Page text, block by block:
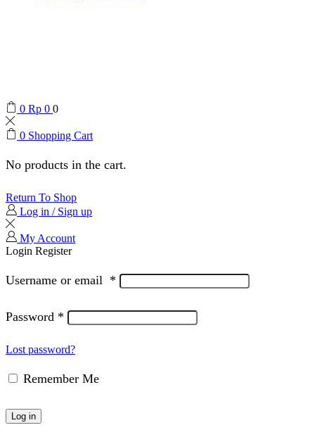
0 Rp 0 0
0 Shopping Cart
No products in the cart.
Return To Shop
Log in / Sign up
My Account
Login Register
Username or email *
Password *
Lost password?
Remember Me
Log in